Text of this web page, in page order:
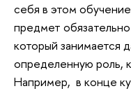
себя в этом
предмет
который занимается
определенную роль,
Например, в конце